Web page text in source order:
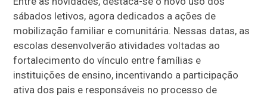
sábados letivos, agora dedicados a ações de
mobilização familiar e comunitária. Nessas datas, as
escolas desenvolverão atividades voltadas ao
fortalecimento do vínculo entre famílias e
instituições de ensino, incentivando a participação
ativa dos pais e responsáveis no processo de